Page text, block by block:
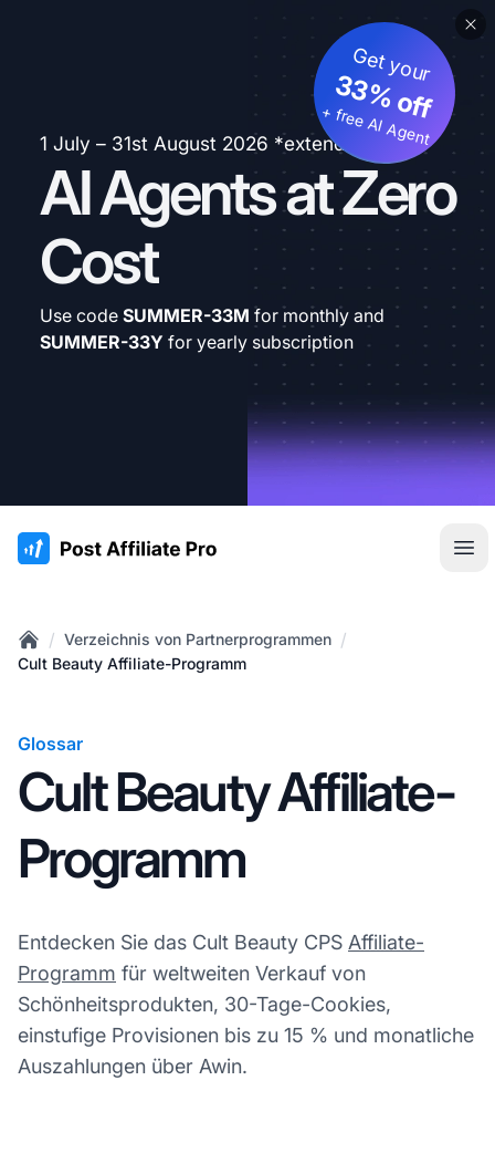
1 July – 31st August 2026 *extended
AI Agents at Zero
Cost
Get your
33% off
+ free AI Agent
Use code SUMMER-33M for monthly and
SUMMER-33Y for yearly subscription
:site.title
Home
/ Verzeichnis von Partnerprogrammen /
Cult Beauty Affiliate-Programm
Glossar
Cult Beauty Affiliate-
Programm
Entdecken Sie das Cult Beauty CPS Affiliate-
Programm für weltweiten Verkauf von
Schönheitsprodukten, 30-Tage-Cookies,
einstufige Provisionen bis zu 15 % und monatliche
Auszahlungen über Awin.